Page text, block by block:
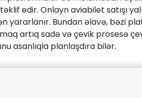
edir. Onlayn aviabilet satışı
yararlanır. Bundan əlavə, bəzi
artıq sadə və çevik prosesə
asanlıqla planlaşdıra bilər.